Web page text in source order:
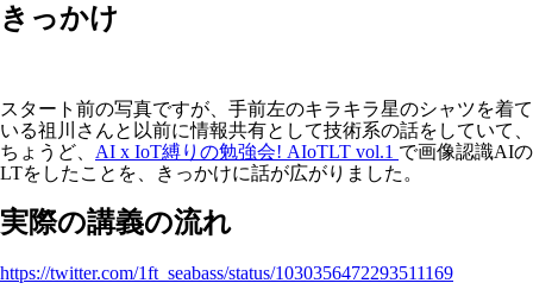
きっかけ
スタート前の写真ですが、手前左のキラキラ星のシャツを着て
いる祖川さんと以前に情報共有として技術系の話をしていて、
ちょうど、 AI x IoT縛りの勉強会! AIoTLT vol.1 で画像認識AIの
LTをしたことを、きっかけに話が広がりました。
実際の講義の流れ
https://twitter.com/1ft_seabass/status/1030356472293511169